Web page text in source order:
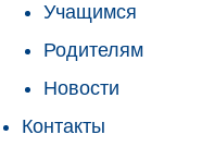
Учащимся
Родителям
Новости
Контакты